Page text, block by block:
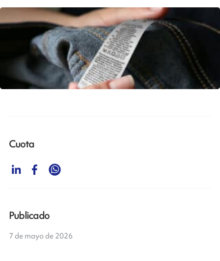
Cuota
Publicado
7 de mayo de 2026